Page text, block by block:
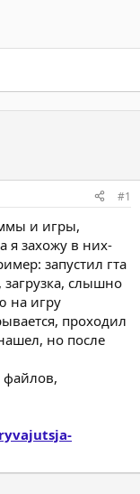
#1
и игры,
я захожу в них-
запустил гта
загрузка, слышно
на игру
проходил
но после
файлов,